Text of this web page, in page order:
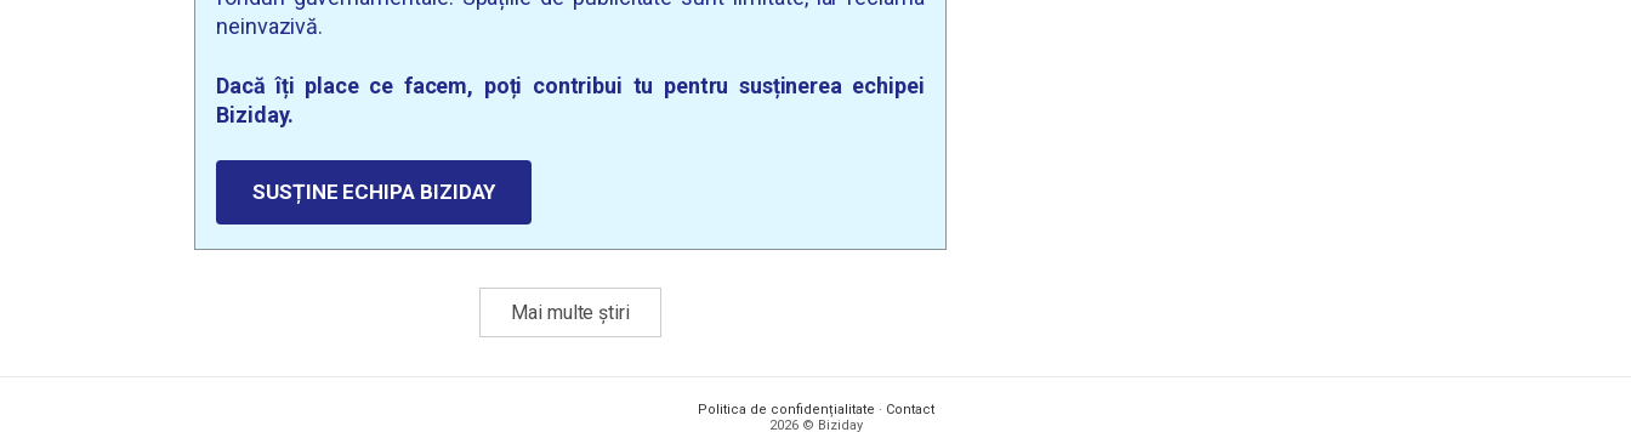
neinvazivă.
Dacă îți place ce facem, poți contribui tu pentru susținerea echipei
Biziday.
SUSȚINE ECHIPA BIZIDAY
Mai multe știri
Politica de confidențialitate · Contact
2026 © Biziday